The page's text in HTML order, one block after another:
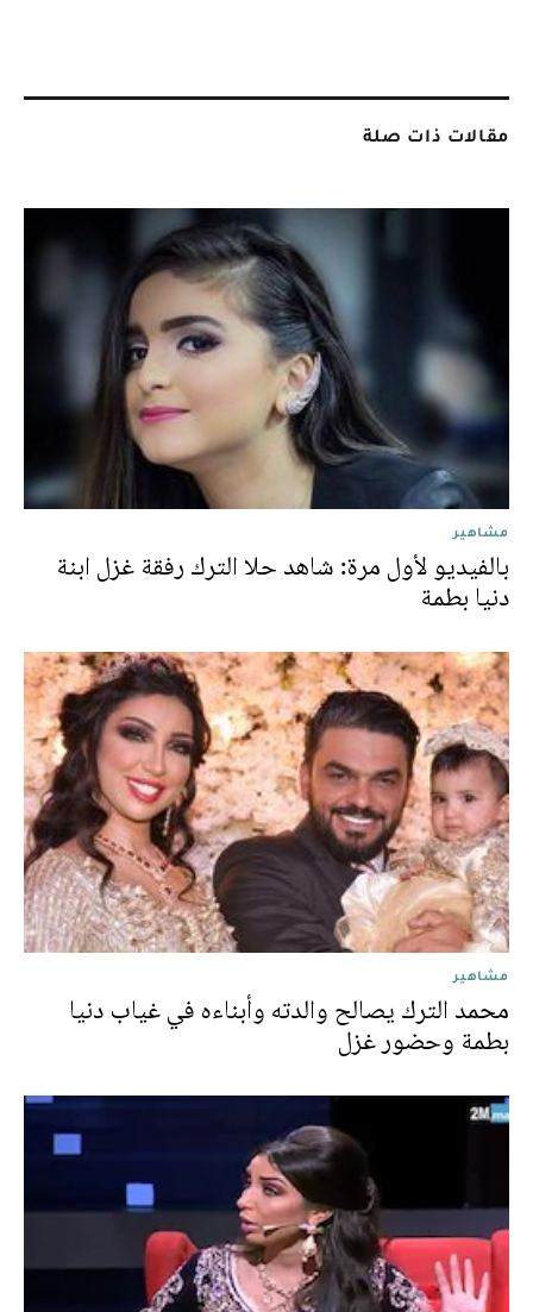
مقالات ذات صلة
مشاهير
بالفيديو لأول مرة: شاهد حلا الترك رفقة غزل ابنة
دنيا بطمة
مشاهير
محمد الترك يصالح والدته وأبناءه في غياب دنيا
بطمة وحضور غزل